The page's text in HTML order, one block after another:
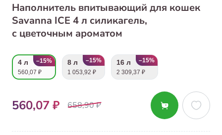
Наполнитель впитывающий для кошек
Savanna ICE 4 л силикагель,
с цветочным ароматом
–15%
4 л
560,07 ₽
–15%
8 л
1 053,92 ₽
–15%
16 л
2 309,37 ₽
560,07 ₽ 658,90 ₽